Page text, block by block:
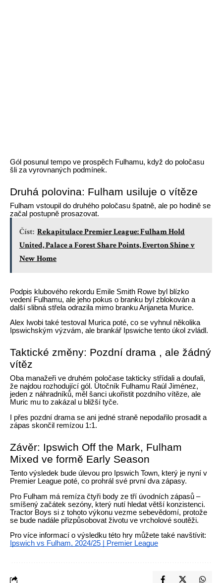
Gól posunul tempo ve prospěch Fulhamu, když do poločasu
šli za vyrovnaných podmínek.
Druhá polovina: Fulham usiluje o vítěze
Fulham vstoupil do druhého poločasu špatně, ale po hodině se
začal postupně prosazovat.
Číst: Rekapitulace Premier League: Fulham Hold
United, Palace a Forest Share Points, Everton Shine v
New Home
Podpis klubového rekordu Emile Smith Rowe byl blízko
vedení Fulhamu, ale jeho pokus o branku byl zblokován a
další slibná střela odrazila mimo branku Arijaneta Murice.
Alex Iwobi také testoval Murica poté, co se vyhnul několika
Ipswichským výzvám, ale brankář Ipswiche tento úkol zvládl.
Taktické změny: Pozdní drama , ale žádný
vítěz
Oba manažeři ve druhém poločase takticky střídali a doufali,
že najdou rozhodující gól. Útočník Fulhamu Raúl Jiménez,
jeden z náhradníků, měl šanci ukořistit pozdního vítěze, ale
Muric mu to zakázal u bližší tyče.
I přes pozdní drama se ani jedné straně nepodařilo prosadit a
zápas skončil remízou 1:1.
Závěr: Ipswich Off the Mark, Fulham
Mixed ve formě Early Season
Tento výsledek bude úlevou pro Ipswich Town, který je nyní v
Premier League poté, co prohrál své první dva zápasy.
Pro Fulham má remíza čtyři body ze tří úvodních zápasů –
smíšený začátek sezóny, který nutí hledat větší konzistenci.
Tractor Boys si z tohoto výkonu vezme sebevědomí, protože
se bude nadále přizpůsobovat životu ve vrcholové soutěži.
Pro více informací o výsledku této hry můžete také navštívit:
Ipswich vs Fulham, 2024/25 | Premier League